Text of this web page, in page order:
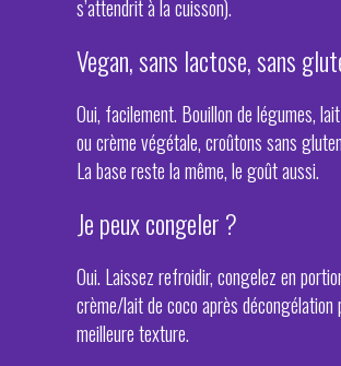
s’attendrit à la cuisson).
Vegan, sans lactose, sans
Oui, facilement. Bouillon de légumes,
ou crème végétale, croûtons sans
La base reste la même, le goût aussi.
Je peux congeler ?
Oui. Laissez refroidir, congelez en
crème/lait de coco après décongélation
meilleure texture.